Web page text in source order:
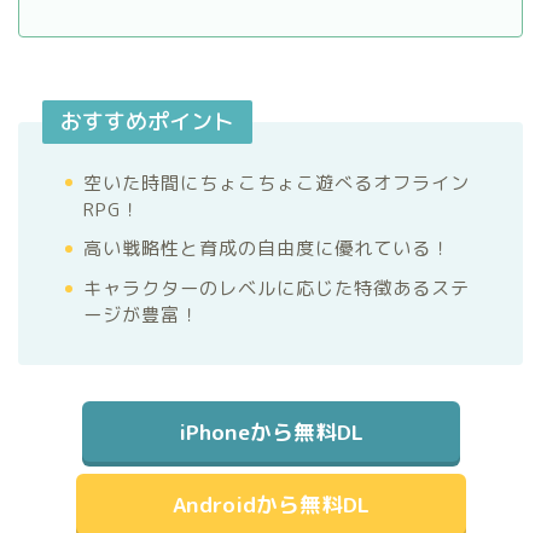
おすすめポイント
空いた時間にちょこちょこ遊べるオフライン
RPG！
高い戦略性と育成の自由度に優れている！
キャラクターのレベルに応じた特徴あるステ
ージが豊富！
iPhoneから無料DL
Androidから無料DL